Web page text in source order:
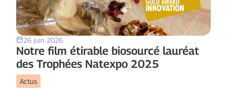
26 juin 2026
Notre film étirable biosourcé lauréat
des Trophées Natexpo 2025
Actus